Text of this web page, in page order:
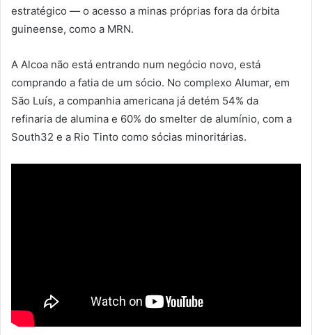
estratégico — o acesso a minas próprias fora da órbita
guineense, como a MRN.
A Alcoa não está entrando num negócio novo, está
comprando a fatia de um sócio. No complexo Alumar, em
São Luís, a companhia americana já detém 54% da
refinaria de alumina e 60% do smelter de alumínio, com a
South32 e a Rio Tinto como sócias minoritárias.